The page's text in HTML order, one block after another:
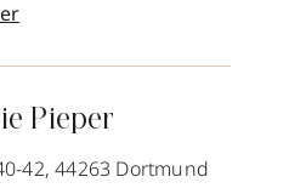
Pieper
42, 44263 Dortmund